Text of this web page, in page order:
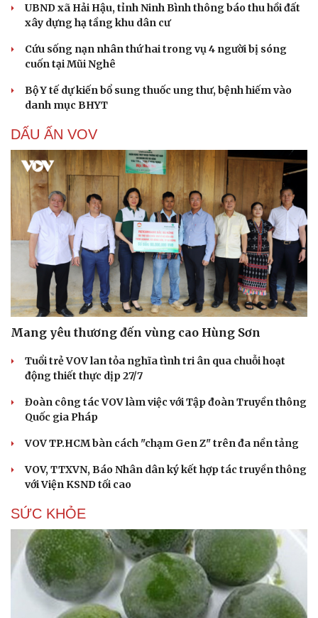
UBND xã Hải Hậu, tỉnh Ninh Bình thông báo thu hồi đất
xây dựng hạ tầng khu dân cư
Cứu sống nạn nhân thứ hai trong vụ 4 người bị sóng
cuốn tại Mũi Nghê
Bộ Y tế dự kiến bổ sung thuốc ung thư, bệnh hiếm vào
danh mục BHYT
DẤU ẤN VOV
Mang yêu thương đến vùng cao Hùng Sơn
Tuổi trẻ VOV lan tỏa nghĩa tình tri ân qua chuỗi hoạt
động thiết thực dịp 27/7
Đoàn công tác VOV làm việc với Tập đoàn Truyền thông
Quốc gia Pháp
VOV TP.HCM bàn cách "chạm Gen Z" trên đa nền tảng
VOV, TTXVN, Báo Nhân dân ký kết hợp tác truyền thông
với Viện KSND tối cao
SỨC KHỎE